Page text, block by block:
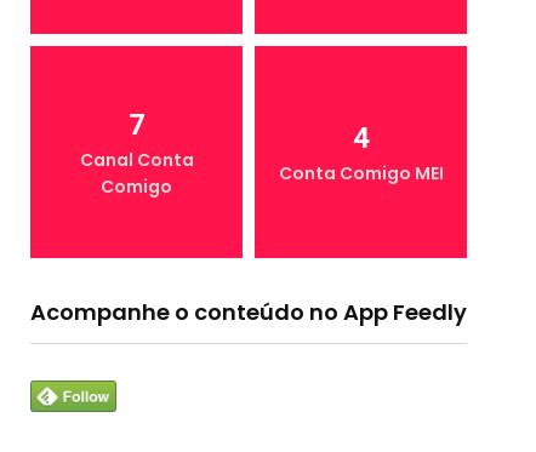
7
Canal Conta
Comigo
4
Conta Comigo MEI
Acompanhe o conteúdo no App Feedly